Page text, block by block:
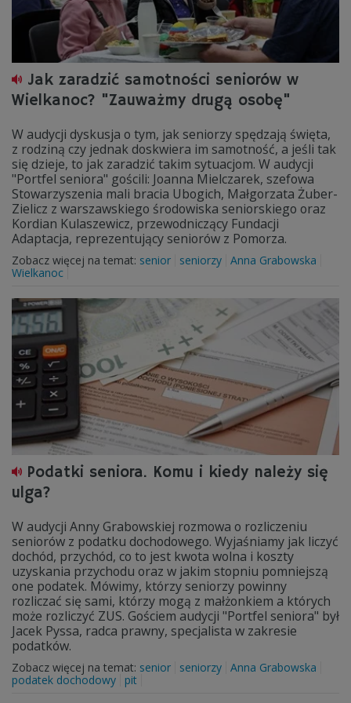
Jak zaradzić samotności seniorów w
Wielkanoc? "Zauważmy drugą osobę"
W audycji dyskusja o tym, jak seniorzy spędzają święta,
z rodziną czy jednak doskwiera im samotność, a jeśli tak
się dzieje, to jak zaradzić takim sytuacjom. W audycji
"Portfel seniora" gościli: Joanna Mielczarek, szefowa
Stowarzyszenia mali bracia Ubogich, Małgorzata Żuber-
Zielicz z warszawskiego środowiska seniorskiego oraz
Kordian Kulaszewicz, przewodniczący Fundacji
Adaptacja, reprezentujący seniorów z Pomorza.
Zobacz więcej na temat: senior seniorzy Anna Grabowska
Wielkanoc
Podatki seniora. Komu i kiedy należy się
ulga?
W audycji Anny Grabowskiej rozmowa o rozliczeniu
seniorów z podatku dochodowego. Wyjaśniamy jak liczyć
dochód, przychód, co to jest kwota wolna i koszty
uzyskania przychodu oraz w jakim stopniu pomniejszą
one podatek. Mówimy, którzy seniorzy powinny
rozliczać się sami, którzy mogą z małżonkiem a których
może rozliczyć ZUS. Gościem audycji "Portfel seniora" był
Jacek Pyssa, radca prawny, specjalista w zakresie
podatków.
Zobacz więcej na temat: senior seniorzy Anna Grabowska
podatek dochodowy
pit